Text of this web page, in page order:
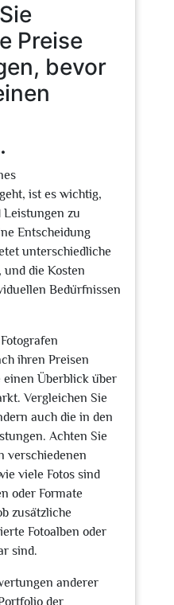
Preise
bevor
ist es wichtig,
Leistungen zu
Entscheidung
unterschiedliche
und die Kosten
Bedürfnissen
ihren Preisen
Überblick über
Vergleichen Sie
auch die in den
Achten Sie
verschiedenen
viele Fotos sind
oder Formate
zusätzliche
Fotoalben oder
sind.
anderer
der